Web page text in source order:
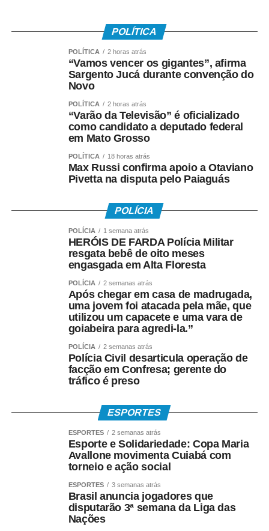
receber, até a próxima sexta-feira (17), sugestões para a
definição dos critérios para a escolha dos vencedores do
Outro lado
Em nota, a Associação Brasileira de Empresas de
Pesquisa (ABEP) criticou a proposta e ressaltou que
as pesquisas medem a intenção de voto no momento
em que são realizadas e não são “previsões nem
promessas de resultado”.
“Entre a entrevista e a
votação, eleitores
mudam de opinião,
deixam de votar ou
alteram seu
comportamento. Exigir
que uma pesquisa
acerte o resultado é
bola de cristal”, afirmou
a entidade.
A ABEP também demostrou preocupação com a intenção
da Justiça Eleitoral de “assumir o papel de árbitro” da
qualidade das pesquisas.
“Entendemos que iniciativas dessa natureza precisam ser
POLÍTICA
POLÍTICA 2 horas atrás
“Vamos vencer os gigantes”, afirma
Sargento Jucá durante convenção do
Novo
POLÍTICA 2 horas atrás
“Varão da Televisão” é oficializado
como candidato a deputado federal
em Mato Grosso
POLÍTICA 18 horas atrás
Max Russi confirma apoio a Otaviano
Pivetta na disputa pelo Paiaguás
POLÍCIA
POLÍCIA 1 semana atrás
HERÓIS DE FARDA Polícia Militar
resgata bebê de oito meses
engasgada em Alta Floresta
POLÍCIA 2 semanas atrás
Após chegar em casa de madrugada,
uma jovem foi atacada pela mãe, que
utilizou um capacete e uma vara de
goiabeira para agredi-la.”
POLÍCIA 2 semanas atrás
Polícia Civil desarticula operação de
facção em Confresa; gerente do
tráfico é preso
ESPORTES
ESPORTES 2 semanas atrás
Esporte e Solidariedade: Copa Maria
Avallone movimenta Cuiabá com
torneio e ação social
ESPORTES 3 semanas atrás
Brasil anuncia jogadores que
disputarão 3ª semana da Liga das
Nações